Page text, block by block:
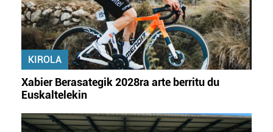
KIROLA
Xabier Berasategik 2028ra arte berritu du
Euskaltelekin